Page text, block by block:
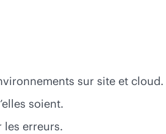
sur site et cloud.
soient.
les erreurs.